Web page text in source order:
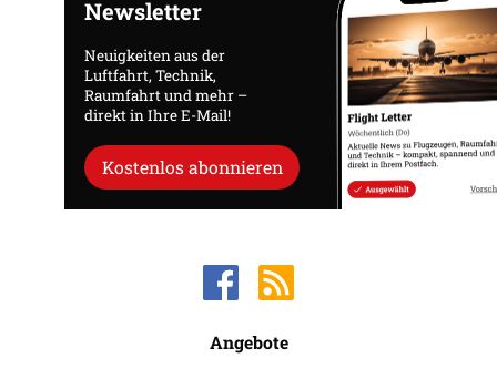
Newsletter
Neuigkeiten aus der
Luftfahrt, Technik,
Raumfahrt und mehr –
direkt in Ihre E-Mail!
Kostenlos abonnieren
Angebote